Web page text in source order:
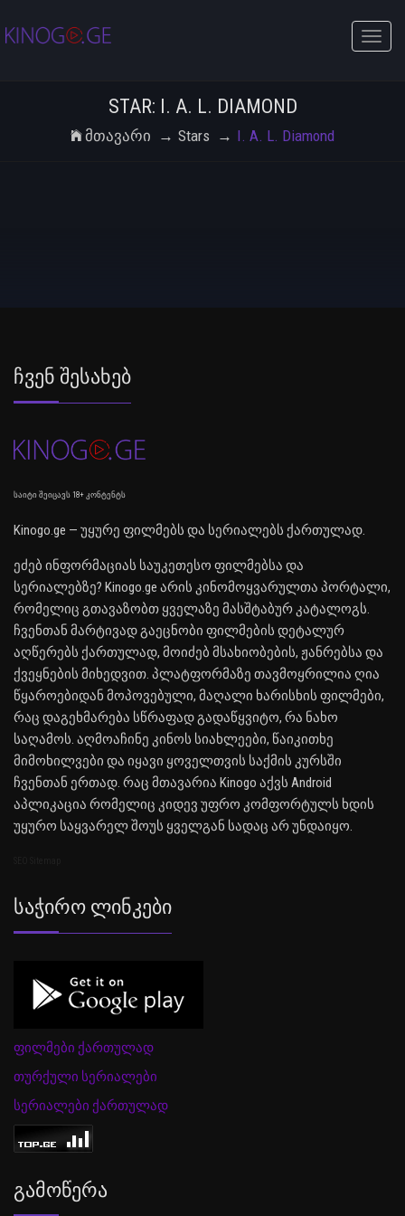
Toggle
STAR: I. A. L. DIAMOND
Მთავარი Stars I. A. L. Diamond
Ჩვენ Შესახებ
საიტი შეიცავს 18+ კონტენტს
Kinogo.ge — უყურე ფილმებს და სერიალებს ქართულად.
ეძებ ინფორმაციას საუკეთესო ფილმებსა და
სერიალებზე? Kinogo.ge არის კინომოყვარულთა პორტალი,
რომელიც გთავაზობთ ყველაზე მასშტაბურ კატალოგს.
ჩვენთან მარტივად გაეცნობი ფილმების დეტალურ
აღწერებს ქართულად, მოიძებ მსახიობების, ჟანრებსა და
ქვეყნების მიხედვით. პლატფორმაზე თავმოყრილია ღია
წყაროებიდან მოპოვებული, მაღალი ხარისხის ფილმები,
რაც დაგეხმარება სწრაფად გადაწყვიტო, რა ნახო
საღამოს. აღმოაჩინე კინოს სიახლეები, წაიკითხე
მიმოხილვები და იყავი ყოველთვის საქმის კურსში
ჩვენთან ერთად. რაც მთავარია Kinogo აქვს Android
აპლიკაცია რომელიც კიდევ უფრო კომფორტულს ხდის
უყურო საყვარელ შოუს ყველგან სადაც არ უნდაიყო.
Საჭირო Ლინკები
ფილმები ქართულად
თურქული სერიალები
სერიალები ქართულად
Გამოწერა